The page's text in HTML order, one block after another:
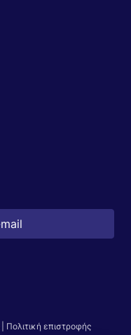
Πολιτική επιστροφής